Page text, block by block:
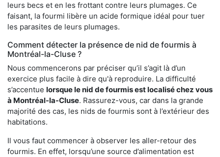
leurs becs et en les frottant contre leurs plumages. Ce
faisant, la fourmi libère un acide formique idéal pour tuer
les parasites de leurs plumages.
Comment détecter la présence de nid de fourmis à
Montréal-la-Cluse ?
Nous commencerons par préciser qu’il s’agit là d’un
exercice plus facile à dire qu'à reproduire. La difficulté
s’accentue lorsque le nid de fourmis est localisé chez vous
à Montréal-la-Cluse. Rassurez-vous, car dans la grande
majorité des cas, les nids de fourmis sont à l’extérieur des
habitations.
Il vous faut commencer à observer les aller-retour des
fourmis. En effet, lorsqu’une source d’alimentation est